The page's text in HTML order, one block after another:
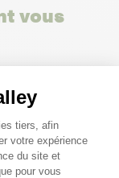
tiers, afin
votre expérience
du site et
pour vous
vous